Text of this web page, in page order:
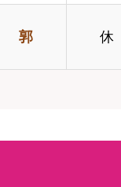
郭 休